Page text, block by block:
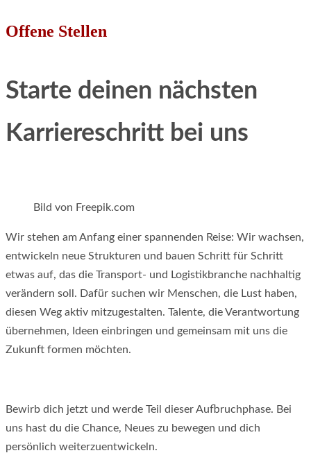
Offene Stellen
Starte deinen nächsten
Karriereschritt bei uns
Bild von Freepik.com
Wir stehen am Anfang einer spannenden Reise: Wir wachsen,
entwickeln neue Strukturen und bauen Schritt für Schritt
etwas auf, das die Transport- und Logistikbranche nachhaltig
verändern soll. Dafür suchen wir Menschen, die Lust haben,
diesen Weg aktiv mitzugestalten. Talente, die Verantwortung
übernehmen, Ideen einbringen und gemeinsam mit uns die
Zukunft formen möchten.
Bewirb dich jetzt und werde Teil dieser Aufbruchphase. Bei
uns hast du die Chance, Neues zu bewegen und dich
persönlich weiterzuentwickeln.